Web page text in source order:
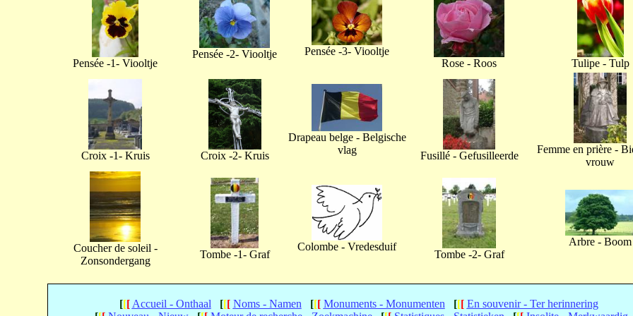
Pensée -1- Viooltje
Pensée -2- Viooltje
Pensée -3- Viooltje
Rose - Roos
Tulipe - Tulp
Croix -1- Kruis Croix -2- Kruis
Drapeau belge - Belgische
vlag
Fusillé - Gefusilleerde
Femme en prière -
vrouw
Coucher de soleil -
Zonsondergang
Tombe -1- Graf
Colombe - Vredesduif
Tombe -2- Graf
Arbre - Boom
[[[ Accueil - Onthaal [[[ Noms - Namen [[[ Monuments - Monumenten [[[ En souvenir - Ter herinnering